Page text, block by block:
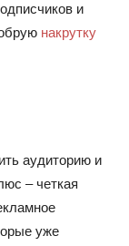
и
накрутку
аудиторию и
– четкая
уже